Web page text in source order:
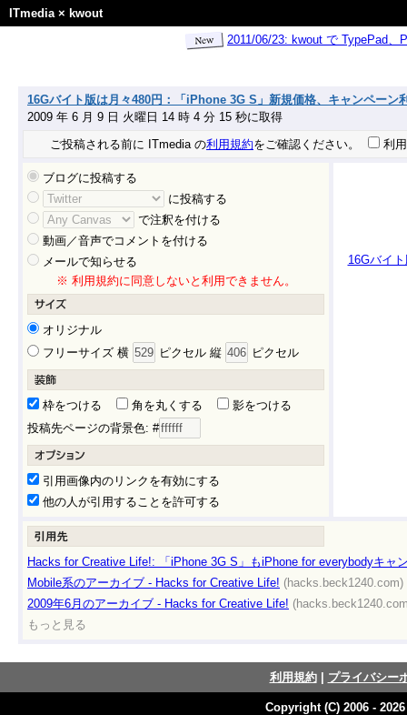
ITmedia× kwout
2011/06/23: kwout で TypePad
16Gバイト版は月々480円：「iPhone 3G S」新規価格、キャンペー
2009 年 6 月 9 日 火曜日 14 時 4 分 15 秒に取得
ご投稿される前に ITmedia の利用規約をご確認ください。 利
ブログに投稿する
に投稿する
で注釈を付ける
動画／音声でコメントを付ける
メールで知らせる
※ 利用規約に同意しないと利用できません。
オリジナル
フリーサイズ 横
ピクセル 縦 ピクセル
枠をつける 角を丸くする
影をつける
投稿先ページの背景色: #
引用画像内のリンクを有効にする
他の人が引用することを許可する
16Gバイ
Hacks for Creative Life!: 「iPhone 3G S」もiPhone for everybodyキャ
Mobile系のアーカイブ - Hacks for Creative Life! (hacks.beck1240.com)
2009年6月のアーカイブ - Hacks for Creative Life!
もっと見る
利用規約| プライバシー
Copyright (C) 2006 -